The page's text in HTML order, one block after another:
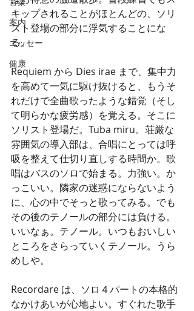
案内
エッセー
健康
キップされることがほとんどの、ソリ
スト登場の部分に浮気することにな
る。
Requiem から Dies irae まで、集中力
を高めて一気に駆け抜けると、もうそ
れだけで全曲歌ったような錯覚（そし
て明らかな疲労感）を覚える。そこに
ソリスト登場だ。Tuba miru。荘厳な
雰囲気の導入部は、合唱にとっては呼
吸を整えて仕切り直しする時間か。歌
唱はバスのソロで始まる。力強い。か
っこいい。隣家の迷惑にならないよう
に、心の中でそっと歌ってみる。でも
その後のテノールの部分には負ける。
いいなぁ。テノール。いつもおいしい
ところをさらっていくテノール。うら
めしや。
Recordare は、ソロ４パートの本格的
なかけあいが心地よい。すぐれた歌手